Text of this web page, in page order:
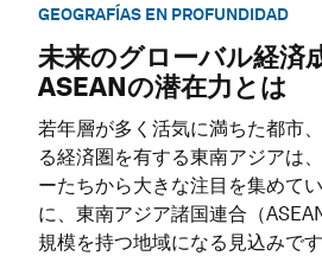
GEOGRAFÍAS EN PROFUNDIDAD
未来のグローバル経済
ASEANの潜在力とは
若年層が多く活気に満ちた都市
る経済圏を有する東南アジアは
ーたちから大きな注目を集めて
に、東南アジア諸国連合（
規模を持つ地域になる見込みです